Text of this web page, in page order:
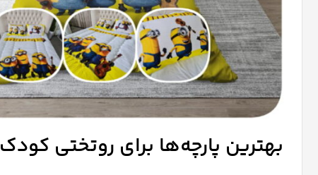
بهترین پارچه‌ها برای روتختی کودک